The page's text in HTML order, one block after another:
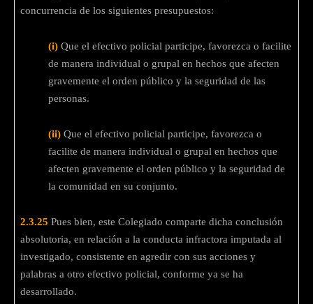
concurrencia de los siguientes presupuestos:
(i) Que el efectivo policial participe, favorezca o facilite
de manera individual o grupal en hechos que afecten
gravemente el orden público y la seguridad de las
personas.
(ii) Que el efectivo policial participe, favorezca o
facilite de manera individual o grupal en hechos que
afecten gravemente el orden público y la seguridad de
la comunidad en su conjunto.
2.3.25 Pues bien, este Colegiado comparte dicha conclusión
absolutoria, en relación a la conducta infractora imputada al
investigado, consistente en agredir con sus acciones y
palabras a otro efectivo policial, conforme ya se ha
desarrollado.